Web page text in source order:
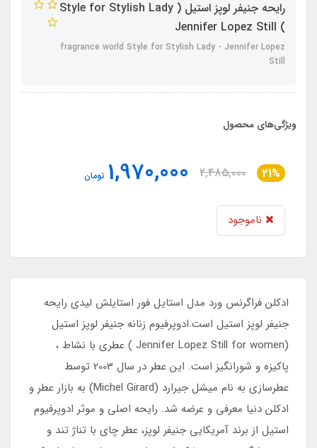
رایحه جنیفر لوپز استیل ( Style for Stylish Lady
) Jennifer Lopez Still
fragrance world Style for Stylish Lady - Jennifer Lopez
Still
ویژگی‌های محصول
21%
2,485,000
1,970,000 تومان
ناموجود
ادکلن فراگرنس ورد مدل استایل فور استایلش لیدی رایحه
جنیفر لوپز استیل است.ادوپرفیوم زنانه جنیفر لوپز استیل
(Jennifer Lopez Still for women ) عطری با نشاط ،
پاکیزه و شورانگیز است. این عطر در سال 2003 توسط
عطرسازی به نام میشل جیرارد (Michel Girard) به بازار عطر و
ادکلن دنیا معرفی و عرضه شد. رایحه اصلی و موثر ادوپرفیوم
استیل از برند آمریکایی جنیفر لوپز، عطر چای با تناژ تند و